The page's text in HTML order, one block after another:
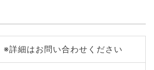
※詳細はお問い合わせください